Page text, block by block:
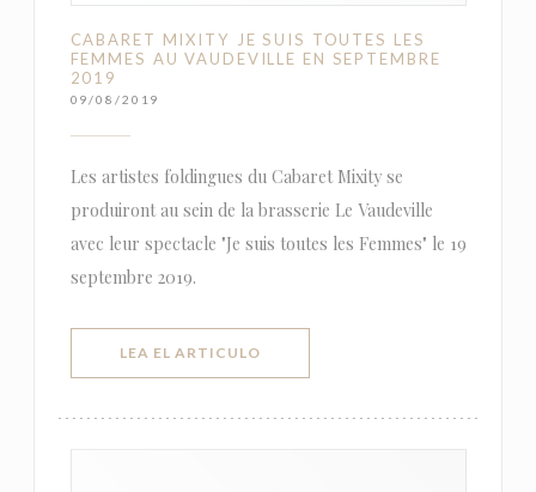
CABARET MIXITY JE SUIS TOUTES LES
FEMMES AU VAUDEVILLE EN SEPTEMBRE
2019
09/08/2019
Les artistes foldingues du Cabaret Mixity se
produiront au sein de la brasserie Le Vaudeville
avec leur spectacle "Je suis toutes les Femmes" le 19
septembre 2019.
LEA EL ARTICULO((ABRE EN UNA NUEVA VENTANA))